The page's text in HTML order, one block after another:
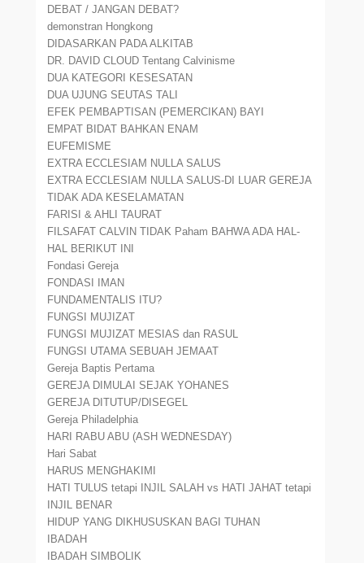
DEBAT / JANGAN DEBAT?
demonstran Hongkong
DIDASARKAN PADA ALKITAB
DR. DAVID CLOUD Tentang Calvinisme
DUA KATEGORI KESESATAN
DUA UJUNG SEUTAS TALI
EFEK PEMBAPTISAN (PEMERCIKAN) BAYI
EMPAT BIDAT BAHKAN ENAM
EUFEMISME
EXTRA ECCLESIAM NULLA SALUS
EXTRA ECCLESIAM NULLA SALUS-DI LUAR GEREJA
TIDAK ADA KESELAMATAN
FARISI & AHLI TAURAT
FILSAFAT CALVIN TIDAK Paham BAHWA ADA HAL-
HAL BERIKUT INI
Fondasi Gereja
FONDASI IMAN
FUNDAMENTALIS ITU?
FUNGSI MUJIZAT
FUNGSI MUJIZAT MESIAS dan RASUL
FUNGSI UTAMA SEBUAH JEMAAT
Gereja Baptis Pertama
GEREJA DIMULAI SEJAK YOHANES
GEREJA DITUTUP/DISEGEL
Gereja Philadelphia
HARI RABU ABU (ASH WEDNESDAY)
Hari Sabat
HARUS MENGHAKIMI
HATI TULUS tetapi INJIL SALAH vs HATI JAHAT tetapi
INJIL BENAR
HIDUP YANG DIKHUSUSKAN BAGI TUHAN
IBADAH
IBADAH SIMBOLIK